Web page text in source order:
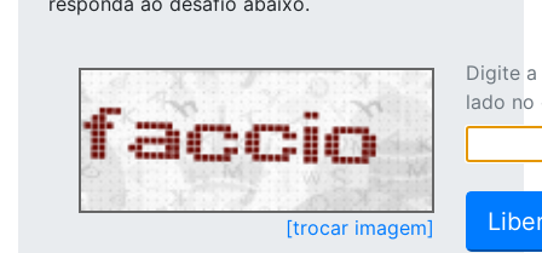
[trocar imagem]
Digite
lado no